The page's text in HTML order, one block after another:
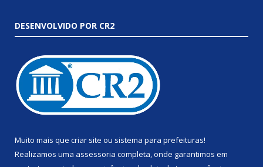
DESENVOLVIDO POR CR2
Muito mais que criar site ou sistema para prefeituras!
Realizamos uma assessoria completa, onde garantimos em